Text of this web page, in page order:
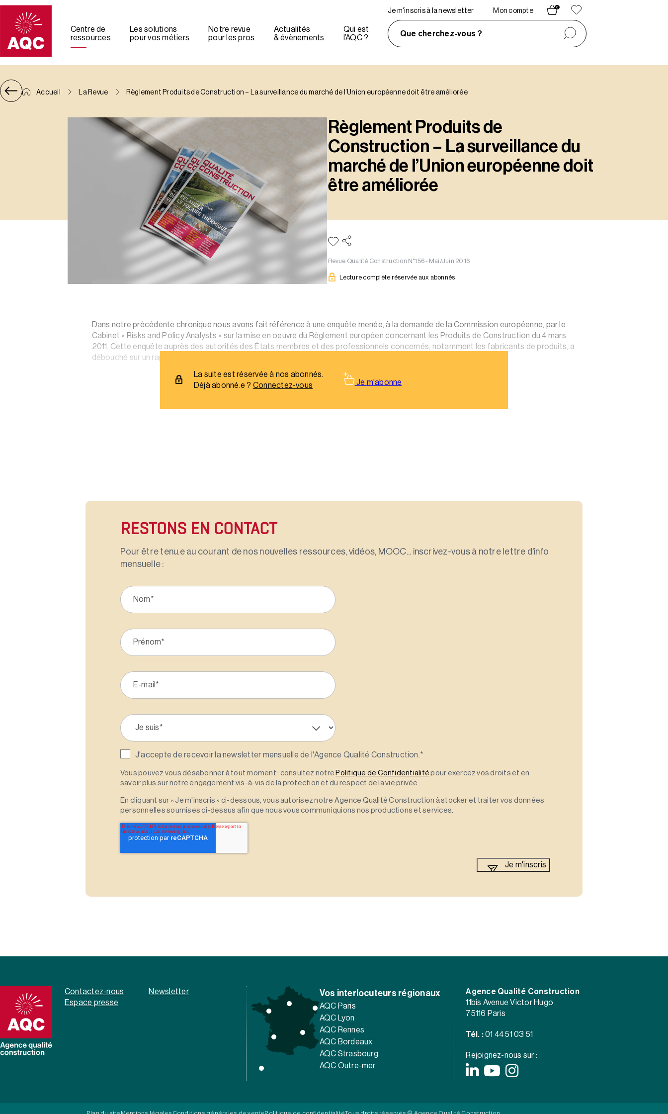
Panneau de gestion des cookies
Centre de
ressources
Les solutions
pour vos métiers
Notre revue
pour les pros
Actualités
& évènements
Qui est
l’AQC ?
Je m'inscris à la newsletter Mon compte
0
Que cherchez-vous ?
Accueil La Revue Règlement Produits de Construction – La surveillance du marché de l’Union européenne doit être améliorée
Règlement Produits de
Construction – La surveillance du
marché de l’Union européenne doit
être améliorée
Revue Qualité Construction N°156 - Mai/Juin 2016
Lecture complète réservée aux abonnés
Dans notre précédente chronique nous avons fait référence à une enquête menée, à la demande de la Commission européenne, par le
Cabinet « Risks and Policy Analysts » sur la mise en oeuvre du Règlement européen concernant les Produits de Construction du 4 mars
2011. Cette enquête auprès des autorités des États membres et des professionnels concernés, notamment les fabricants de produits, a
débouché sur un rapport de juillet 2015 dont une partie concerne la surveillance du marché.
La suite est réservée à nos abonnés.
Déjà abonné.e ? Connectez-vous Je m'abonne
RESTONS EN CONTACT
Pour être tenu.e au courant de nos nouvelles ressources, vidéos, MOOC... inscrivez-vous à notre lettre d'info
mensuelle :
J'accepte de recevoir la newsletter mensuelle de l'Agence Qualité Construction.*
Vous pouvez vous désabonner à tout moment : consultez notre Politique de Confidentialité pour exercez vos droits et en
savoir plus sur notre engagement vis-à-vis de la protection et du respect de la vie privée.
En cliquant sur « Je m'inscris » ci-dessous, vous autorisez notre Agence Qualité Construction à stocker et traiter vos données
personnelles soumises ci-dessus afin que nous vous communiquions nos productions et services.
Contactez-nous
Newsletter
Espace presse
Vos interlocuteurs régionaux
AQC Paris
AQC Lyon
AQC Rennes
AQC Bordeaux
AQC Strasbourg
AQC Outre-mer
Agence Qualité Construction
11bis Avenue Victor Hugo
75116 Paris
Tél. : 01 44 51 03 51
Rejoignez-nous sur :